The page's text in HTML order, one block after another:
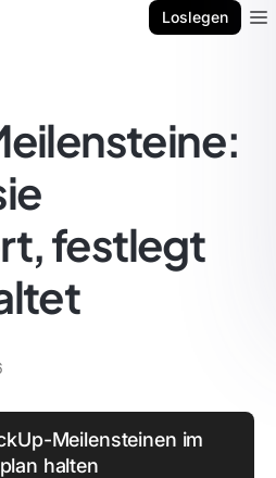
Loslegen
festlegt
Meilensteinen im
halten